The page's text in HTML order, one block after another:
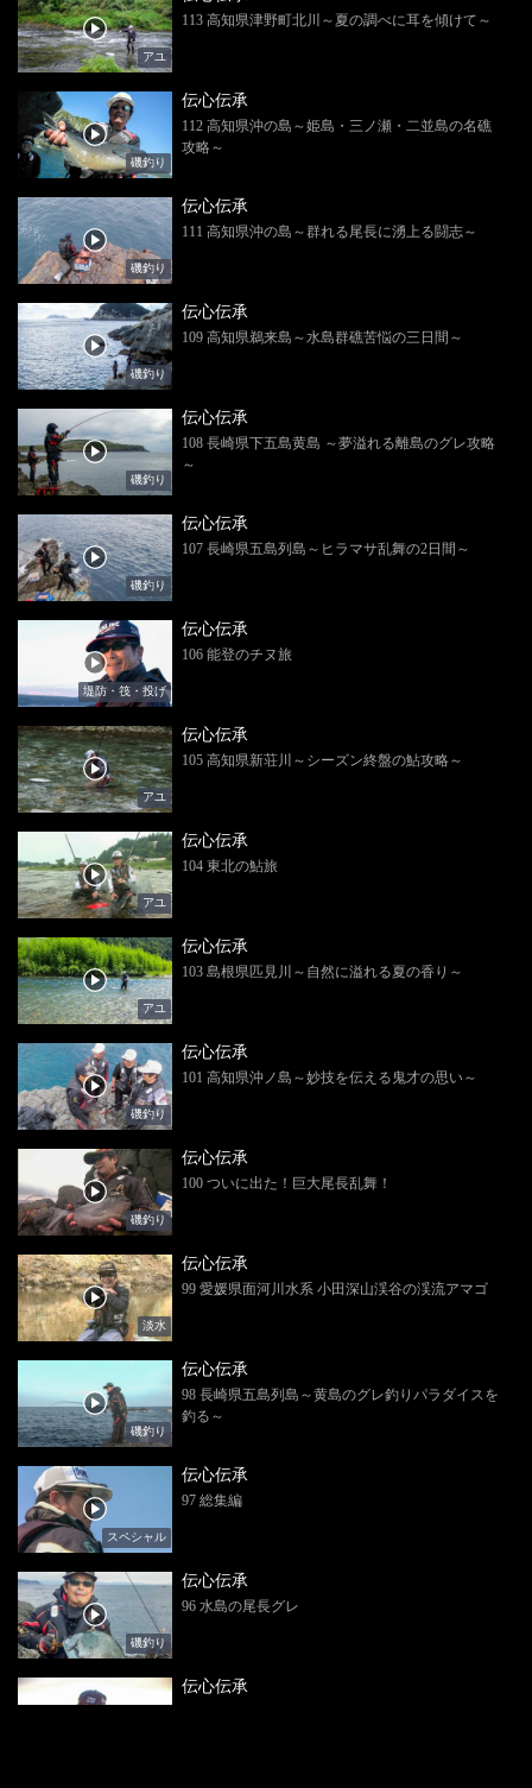
アユ
113 高知県津野町北川～夏の調べに耳を傾けて～
磯釣り
伝心伝承
112 高知県沖の島～姫島・三ノ瀬・二並島の名礁
攻略～
磯釣り
伝心伝承
111 高知県沖の島～群れる尾長に湧上る闘志～
磯釣り
伝心伝承
109 高知県鵜来島～水島群礁苦悩の三日間～
磯釣り
伝心伝承
108 長崎県下五島黄島 ～夢溢れる離島のグレ攻略
～
磯釣り
伝心伝承
107 長崎県五島列島～ヒラマサ乱舞の2日間～
堤防・筏・投げ
伝心伝承
106 能登のチヌ旅
アユ
伝心伝承
105 高知県新荘川～シーズン終盤の鮎攻略～
アユ
伝心伝承
104 東北の鮎旅
アユ
伝心伝承
103 島根県匹見川～自然に溢れる夏の香り～
磯釣り
伝心伝承
101 高知県沖ノ島～妙技を伝える鬼才の思い～
磯釣り
伝心伝承
100 ついに出た！巨大尾長乱舞！
淡水
伝心伝承
99 愛媛県面河川水系 小田深山渓谷の渓流アマゴ
磯釣り
伝心伝承
98 長崎県五島列島～黄島のグレ釣りパラダイスを
釣る～
スペシャル
伝心伝承
97 総集編
磯釣り
伝心伝承
96 水島の尾長グレ
伝心伝承